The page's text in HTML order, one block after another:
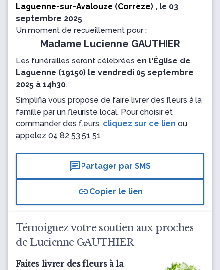
Laguenne-sur-Avalouze (Corrèze) , le 03
septembre 2025
Un moment de recueillement pour :
Madame Lucienne GAUTHIER
Les funérailles seront célébrées en l'Église de
Laguenne (19150) le vendredi 05 septembre
2025 à 14h30.
Simplifia vous propose de faire livrer des fleurs à la
famille par un fleuriste local. Pour choisir et
commander des fleurs, cliquez sur ce lien ou
appelez 04 82 53 51 51
chatPartager par SMS
linkCopier le lien
Témoignez votre soutien aux proches
de Lucienne GAUTHIER
Faites livrer des fleurs à la